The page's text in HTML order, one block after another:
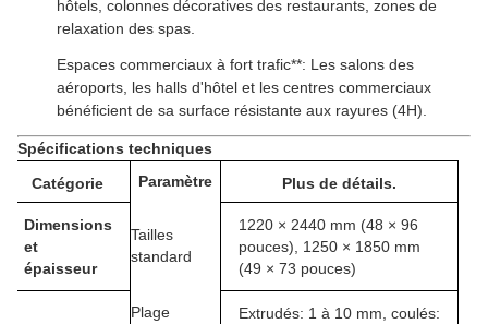
hôtels, colonnes décoratives des restaurants, zones de
relaxation des spas.
Espaces commerciaux à fort trafic**: Les salons des
aéroports, les halls d'hôtel et les centres commerciaux
bénéficient de sa surface résistante aux rayures (4H).
Spécifications techniques
Catégorie
Paramètre Plus de détails.
Dimensions
et
épaisseur
Tailles
standard
1220 × 2440 mm (48 × 96
pouces), 1250 × 1850 mm
(49 × 73 pouces)
Plage
Extrudés: 1 à 10 mm, coulés: